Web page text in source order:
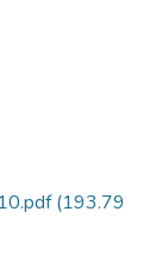
(193.79